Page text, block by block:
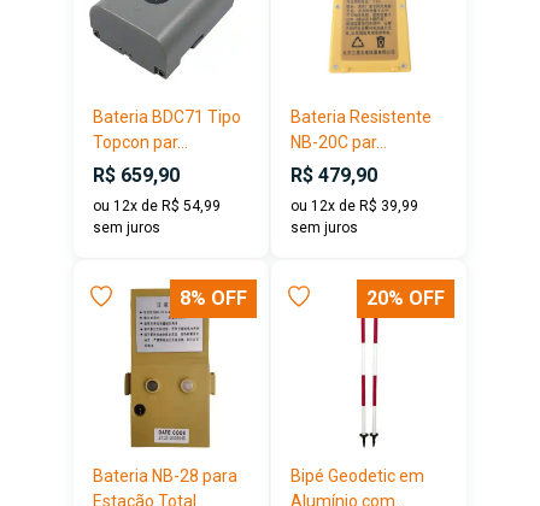
Bateria BDC71 Tipo
Topcon par...
R$ 659,90
ou 12x de R$ 54,99
sem juros
Bateria Resistente
NB-20C par...
R$ 479,90
ou 12x de R$ 39,99
sem juros
8% OFF
Bateria NB-28 para
Estação Total
20% OFF
Bipé Geodetic em
Alumínio com...